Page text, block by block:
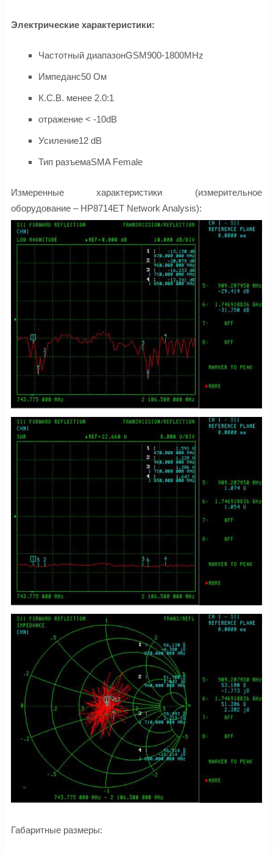
Электрические характеристики:
Частотный диапазонGSM900-1800MHz
Импеданс50 Ом
К.С.В. менее 2.0:1
отражение < -10dB
Усиление12 dB
Тип разъемаSMA Female
Измеренные характеристики (измерительное
оборудование – HP8714ET Network Analysis):
Габаритные размеры: